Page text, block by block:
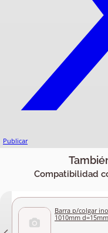
Publicar
Compatibilidad
Barra p/colgar
1010mm